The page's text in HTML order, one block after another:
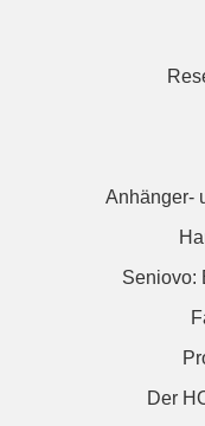
Anhänger-
Seniovo:
Der